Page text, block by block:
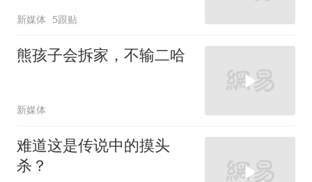
新媒体 5跟贴
熊孩子会拆家，不输二哈
新媒体
难道这是传说中的摸头
杀？